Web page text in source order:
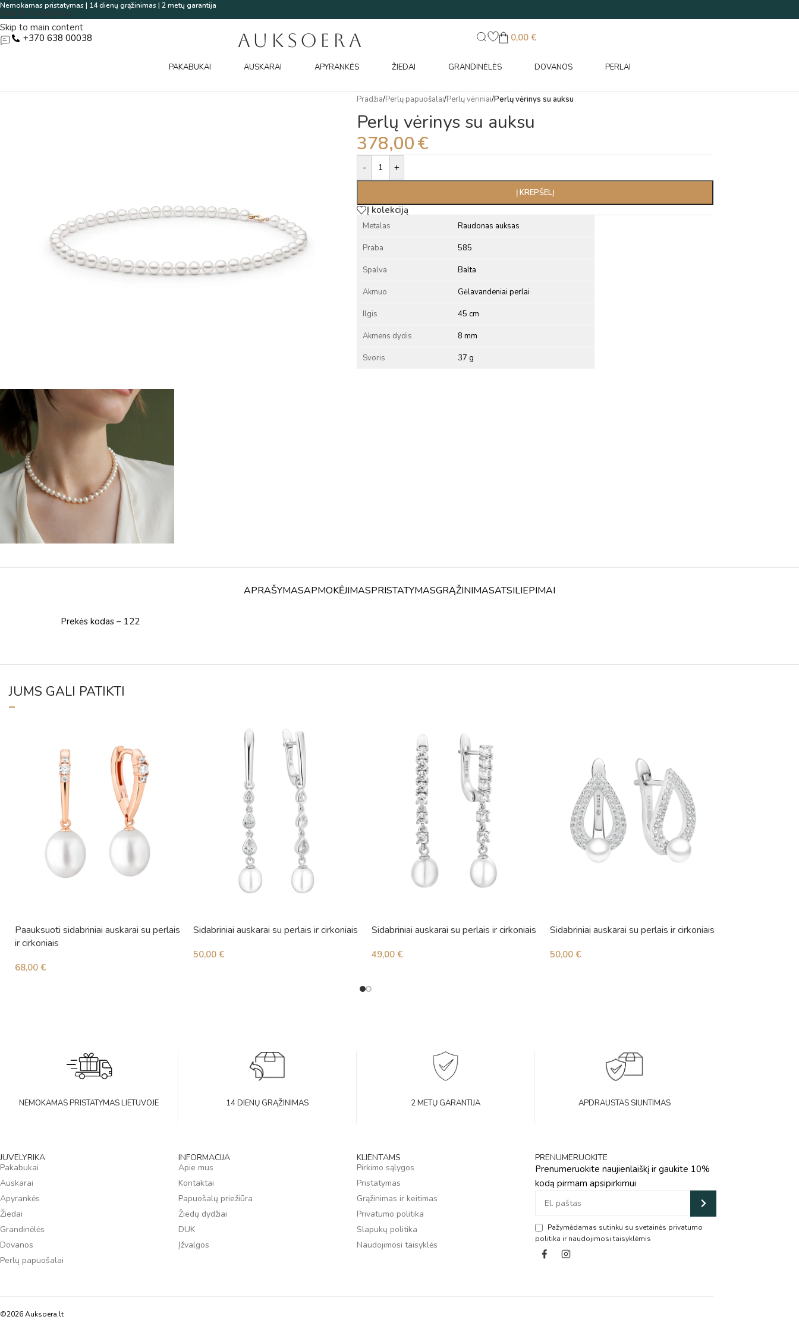
Skip to navigation
Skip to main content
Nemokamas pristatymas | 14 dienų grąžinimas | 2 metų garantija
+370 638 00038 AUKSOERA 0,00 €
PAKABUKAI AUSKARAI APYRANKĖS ŽIEDAI GRANDINĖLĖS DOVANOS PERLAI
Pradžia/Perlų papuošalai/Perlų vėriniai/Perlų vėrinys su auksu
Perlų vėrinys su auksu
378,00€
- +
Į KREPŠELĮ
Alternative:
Į kolekciją
Metalas Raudonas auksas
Praba 585
Spalva Balta
Akmuo Gėlavandeniai perlai
Ilgis 45 cm
Akmens dydis 8 mm
Svoris 37 g
APRAŠYMASAPMOKĖJIMASPRISTATYMASGRĄŽINIMASATSILIEPIMAI
Prekės kodas – 122
JUMS GALI PATIKTI
Paauksuoti sidabriniai auskarai su perlais
ir cirkoniais
68,00 €
Sidabriniai auskarai su perlais ir cirkoniais
50,00 €
Sidabriniai auskarai su perlais ir cirkoniais
49,00 €
Sidabriniai auskarai su perlais ir cirkoniais
50,00 €
NEMOKAMAS PRISTATYMAS LIETUVOJE 14 DIENŲ GRĄŽINIMAS 2 METŲ GARANTIJA APDRAUSTAS SIUNTIMAS
JUVELYRIKA
Pakabukai
Auskarai
Apyrankės
Žiedai
Grandinėlės
Dovanos
Perlų papuošalai
INFORMACIJA
Apie mus
Kontaktai
Papuošalų priežiūra
Žiedų dydžiai
DUK
Įžvalgos
KLIENTAMS
Pirkimo sąlygos
Pristatymas
Grąžinimas ir keitimas
Privatumo politika
Slapukų politika
Naudojimosi taisyklės
PRENUMERUOKITE
Prenumeruokite naujienlaiškį ir gaukite 10%
kodą pirmam apsipirkimui
Pažymėdamas sutinku su svetainės privatumo
politika ir naudojimosi taisyklėmis
Alternative:
©2026 Auksoera.lt